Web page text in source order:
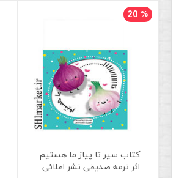
کتاب سیر تا پیاز ما هستیم
اثر ترمه صدیقی نشر اعلائی
20 %